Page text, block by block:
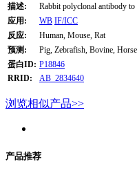
描述:
Rabbit polyclonal antibody
应用:
WB IF/ICC
反应:
Human, Mouse, Rat
预测:
Pig, Zebrafish, Bovine,
蛋白ID: P18846
RRID:
AB_2834640
浏览相似产品>>
产品推荐